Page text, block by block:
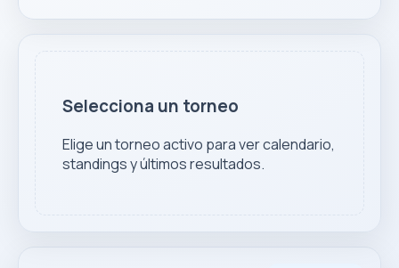
Selecciona un torneo
Elige un torneo activo para ver calendario,
standings y últimos resultados.